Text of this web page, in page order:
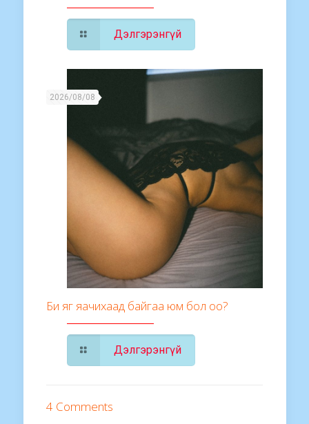
Дэлгэрэнгүй
2026/08/08
Би яг яачихаад байгаа юм бол оо?
Дэлгэрэнгүй
4 Comments